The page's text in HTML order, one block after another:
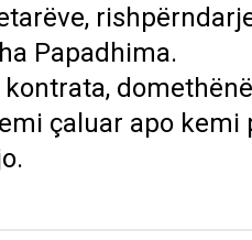
Papadhima.
çaluar apo